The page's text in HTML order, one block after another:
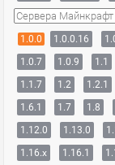
Сервера Майнкрафт
1.0.0
1.0.0.16
1.0.7
1.0.9 1.1
1.1.7
1.2 1.2.1
1.6.1
1.7 1.8
1.12.0
1.13.0
1.16.x
1.16.1